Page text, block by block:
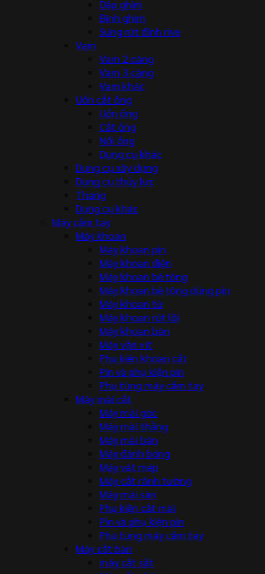
Dập ghim
Đinh ghim
Súng rút đinh rive
Vam
Vam 2 càng
Vam 3 càng
Vam khác
Uốn cắt ống
Uốn ống
Cắt ống
Nối ống
Dụng cụ khác
Dụng cụ xây dựng
Dụng cụ thủy lực
Thang
Dụng cụ khác
Máy cầm tay
Máy khoan
Máy khoan pin
Máy khoan điện
Máy khoan bê tông
Máy khoan bê tông dùng pin
Máy khoan từ
Máy khoan rút lõi
Máy khoan bàn
Máy vặn vít
Phụ kiện khoan cắt
Pin và phụ kiện pin
Phụ tùng máy cầm tay
Máy mài cắt
Máy mài góc
Máy mài thẳng
Máy mài bàn
Máy đánh bóng
Máy vát mép
Máy cắt rãnh tường
Máy mài sàn
Phụ kiện cắt mài
Pin và phụ kiện pin
Phụ tùng máy cầm tay
Máy cắt bàn
máy cắt sắt